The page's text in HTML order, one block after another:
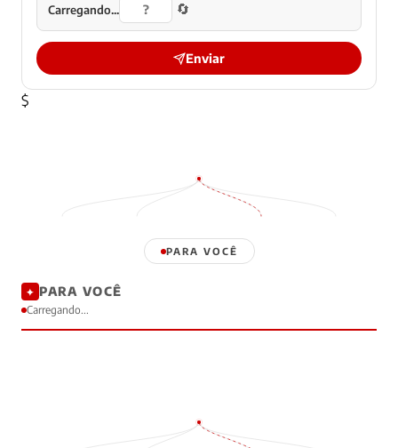
Carregando... 🔄
Enviar
$
PARA VOCÊ
✦ PARA VOCÊ
Carregando...